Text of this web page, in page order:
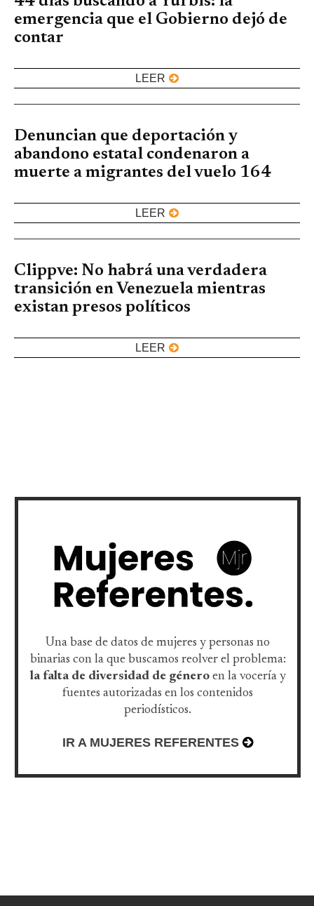
emergencia que el Gobierno dejó de
contar
LEER
Denuncian que deportación y
abandono estatal condenaron a
muerte a migrantes del vuelo 164
LEER
Clippve: No habrá una verdadera
transición en Venezuela mientras
existan presos políticos
LEER
Una base de datos de mujeres y personas no
binarias con la que buscamos reolver el problema:
la falta de diversidad de género en la vocería y
fuentes autorizadas en los contenidos
periodísticos.
IR A MUJERES REFERENTES